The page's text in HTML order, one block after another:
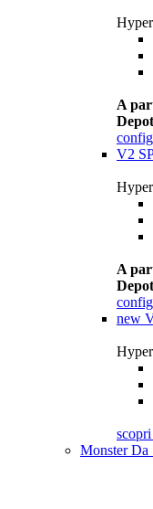
A
V2
A
new
MonsterDa